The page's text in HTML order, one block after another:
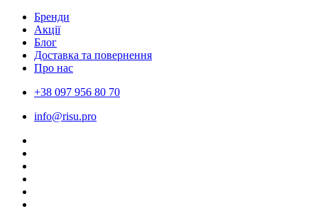
Бренди
Акції
Блог
Доставка та повернення
Про нас
+38 097 956 80 70
info@risu.pro